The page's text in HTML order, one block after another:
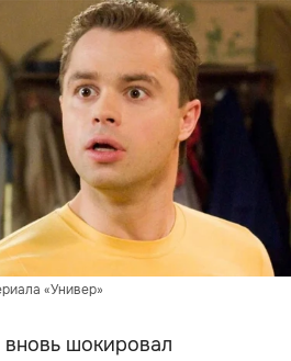
«Универ»
вновь шокировал